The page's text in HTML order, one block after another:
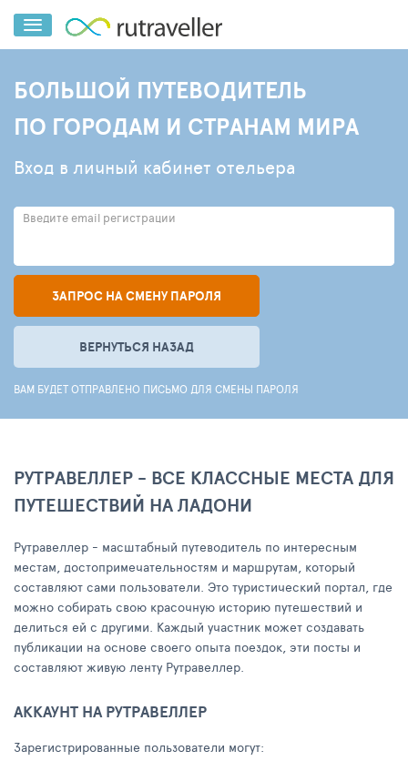
БОЛЬШОЙ ПУТЕВОДИТЕЛЬ
ПО ГОРОДАМ И СТРАНАМ МИРА
Вход в личный кабинет отельера
Введите email регистрации
ЗАПРОС НА СМЕНУ ПАРОЛЯ
ВЕРНУТЬСЯ НАЗАД
ВАМ БУДЕТ ОТПРАВЛЕНО ПИСЬМО ДЛЯ СМЕНЫ ПАРОЛЯ
РУТРАВЕЛЛЕР - ВСЕ КЛАССНЫЕ МЕСТА ДЛЯ
ПУТЕШЕСТВИЙ НА ЛАДОНИ
Рутравеллер - масштабный путеводитель по интересным
местам, достопримечательностям и маршрутам, который
составляют сами пользователи. Это туристический портал, где
можно собирать свою красочную историю путешествий и
делиться ей с другими. Каждый участник может создавать
публикации на основе своего опыта поездок, эти посты и
составляют живую ленту Рутравеллер.
АККАУНТ НА РУТРАВЕЛЛЕР
Зарегистрированные пользователи могут: